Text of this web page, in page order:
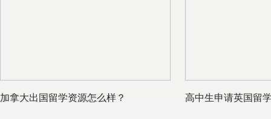
加拿大出国留学资源怎么样？ 高中生申请英国留